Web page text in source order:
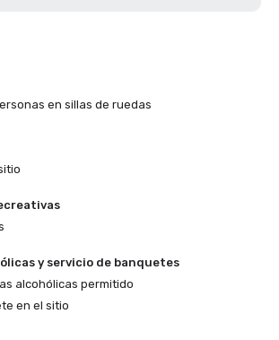
en sillas de ruedas
y servicio de banquetes
alcohólicas permitido
en el sitio